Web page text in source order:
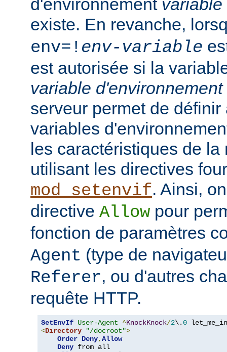
d'environnement
existe. En revanche,
env=! env-variable
est autorisée si la
variable d'environnement
serveur permet de
variables
les caractéristiques de
utilisant les directives
mod_setenvif. Ainsi,
directive Allow pour
fonction de paramètres
Agent (type de
Referer, ou d'autres
requête HTTP.
SetEnvIf User-Agent ^KnockKnock/2\.0
<Directory "/docroot">
Order Deny,Allow
Deny from all